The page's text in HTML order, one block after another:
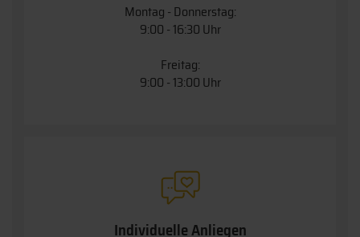
Montag - Donnerstag:
9:00 - 16:30 Uhr
Freitag:
9:00 - 13:00 Uhr
Individuelle Anliegen